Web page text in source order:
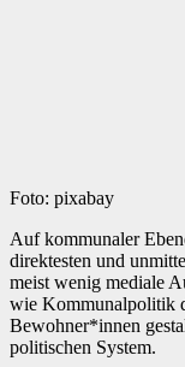
Foto: pixabay
Auf kommunaler
direktesten und
meist wenig mediale
wie Kommunalpolitik
Bewohner*innen
politischen System.